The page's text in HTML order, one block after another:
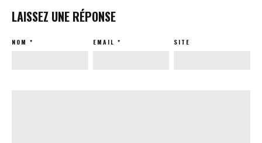
LAISSEZ UNE RÉPONSE
NOM * EMAIL * SITE